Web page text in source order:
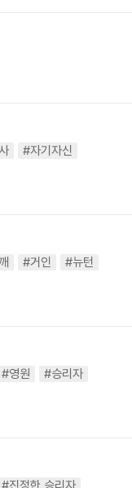
#자기자신
#거인
#뉴턴
#영원
#승리자